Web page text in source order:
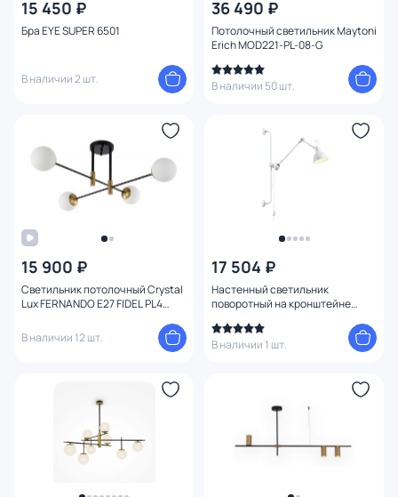
15 450 ₽
Бра EYE SUPER 6501
В наличии 2 шт.
36 490 ₽
Потолочный светильник Maytoni
Erich MOD221-PL-08-G
В наличии 50 шт.
15 900 ₽
Светильник потолочный Crystal
Lux FERNANDO E27 FIDEL PL4
В наличии 12 шт.
17 504 ₽
Настенный светильник
поворотный на кронштейне
В наличии 1 шт.